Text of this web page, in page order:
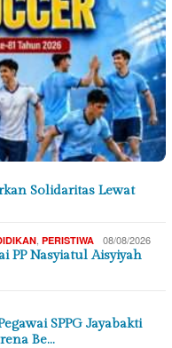
Solidaritas Lewat
PERISTIWA 08/08/2026
PP Nasyiatul Aisyiyah
SPPG Jayabakti
Be…